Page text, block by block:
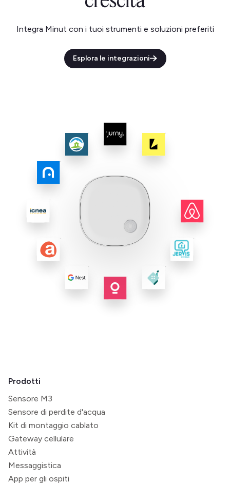
Integra Minut con i tuoi strumenti e soluzioni preferiti
Esplora le integrazioni
Prodotti
Sensore M3
Sensore di perdite d'acqua
Kit di montaggio cablato
Gateway cellulare
Attività
Messaggistica
App per gli ospiti